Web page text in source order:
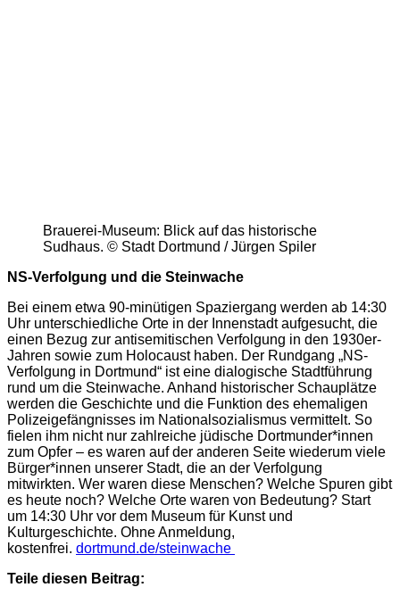
Brauerei-Museum: Blick auf das historische
Sudhaus. © Stadt Dortmund / Jürgen Spiler
NS-Verfolgung und die Steinwache
Bei einem etwa 90-minütigen Spaziergang werden ab 14:30
Uhr unterschied­liche Orte in der Innenstadt aufgesucht, die
einen Bezug zur antise­mitischen Verfolgung in den 1930er-
Jahren sowie zum Holocaust haben. Der Rundgang „NS-
Verfolgung in Dortmund“ ist eine dialogische Stadtführung
rund um die Steinwache. Anhand historischer Schauplätze
werden die Geschichte und die Funktion des ehemaligen
Polizeigefängnisses im Nationalsozialismus vermittelt. So
fielen ihm nicht nur zahlreiche jüdische Dortmunder*innen
zum Opfer – es waren auf der anderen Seite wiederum viele
Bürge­r*innen unserer Stadt, die an der Verfolgung
mitwirkten. Wer waren diese Menschen? Welche Spuren gibt
es heute noch? Welche Orte waren von Bedeutung? Start
um 14:30 Uhr vor dem Museum für Kunst und
Kulturgeschichte. Ohne Anmeldung,
kostenfrei. dortmund.de/steinwache
Teile diesen Beitrag: